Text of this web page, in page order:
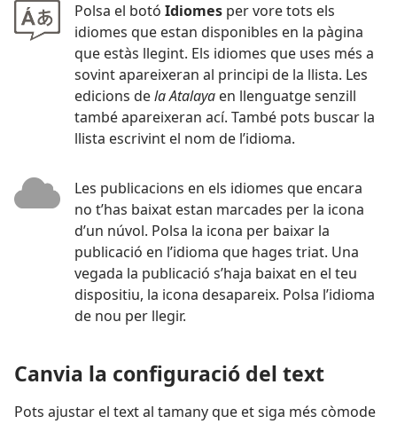
Polsa el botó Idiomes per vore tots els
idiomes que estan disponibles en la pàgina
que estàs llegint. Els idiomes que uses més a
sovint apareixeran al principi de la llista. Les
edicions dela Atalaya en llenguatge senzill
també apareixeran ací. També pots buscar la
llista escrivint el nom de l’idioma.
Les publicacions en els idiomes que encara
no t’has baixat estan marcades per la icona
d’un núvol. Polsa la icona per baixar la
publicació en l’idioma que hages triat. Una
vegada la publicació s’haja baixat en el teu
dispositiu, la icona desapareix. Polsa l’idioma
de nou per llegir.
Canvia la configuració del text
Pots ajustar el text al tamany que et siga més còmode